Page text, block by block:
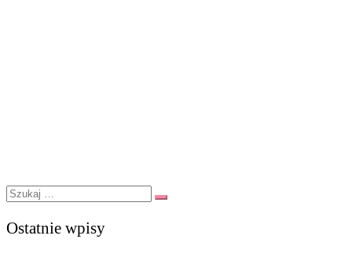
Szukaj
Szukaj
Ostatnie wpisy